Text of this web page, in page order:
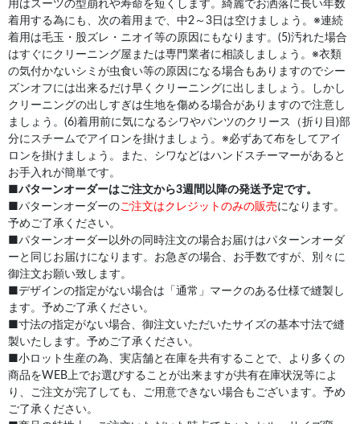
用はスーツの型崩れや寿命を短くします。綺麗でお洒落に長い年数
着用する為にも、次の着用まで、中2～3日は空けましょう。※連続
着用は毛玉・股ズレ・ニオイ等の原因にもなります。(5)汚れた場合
はすぐにクリーニング屋または専門業者に相談しましょう。※衣類
の気付かないシミが虫食い等の原因になる場合もありますのでシー
ズンオフには出来るだけ早くクリーニングに出しましょう。しかし
クリーニングの出しすぎは生地を傷める場合がありますので注意し
ましょう。(6)着用前に気になるシワやパンツのクリース（折り目)部
分にスチームでアイロンを掛けましょう。※必ずあて布をしてアイ
ロンを掛けましょう。また、シワなどはハンドスチーマーがあると
お手入れが簡単です。
パターンオーダーはご注文から3週間以降の発送予定です。
■パターンオーダーのご注文はクレジットのみの販売になります。
予めご了承ください。
■パターンオーダー以外の同時注文の場合お届けはパターンオーダ
ーと同じお届けになります。お急ぎの場合、お手数ですが、別々に
御注文お願い致します。
■デザインの指定がない場合は「通常」マークのある仕様で縫製し
ます。予めご了承ください。
■寸法の指定がない場合、御注文いただいたサイズの基本寸法で縫
製いたします。予めご了承ください。
■小ロット生産の為、実店舗と在庫を共有することで、より多くの
商品をWEB上でお選びすることが出来ますが共有在庫状況等によ
り、ご注文が完了しても、ご用意できない場合もございます。予め
ご了承ください。